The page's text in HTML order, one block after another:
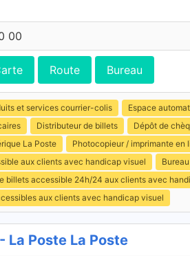
00
Route Bureau
et services courrier-colis Espace
Distributeur de billets Dépôt de
La Poste
Photocopieur / imprimante en
aux clients avec handicap visuel
billets accessible 24h/24 aux clients avec
aux clients avec handicap visuel
- La Poste La Poste